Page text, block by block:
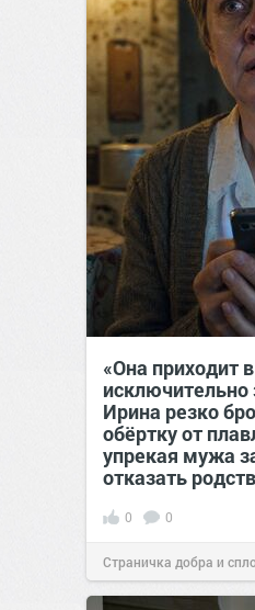
«Она приходит
исключительно
Ирина резко
обёртку от
упрекая мужа
отказать
0 0
Страничка добра и
позитива!00:28Вчера